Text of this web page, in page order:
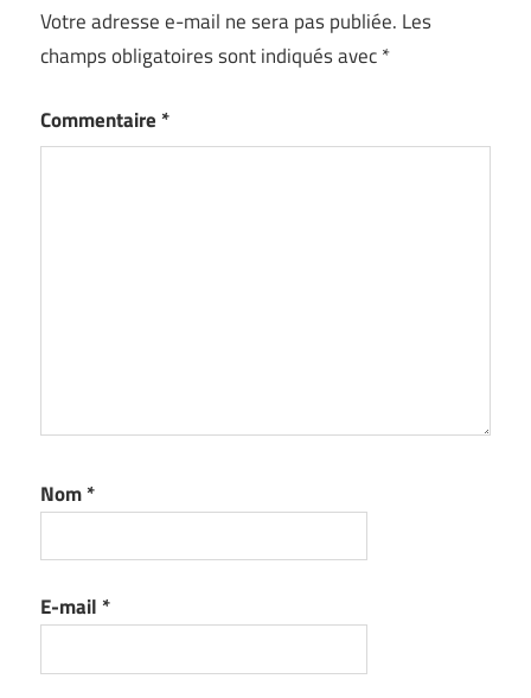
Votre adresse e-mail ne sera pas publiée. Les
champs obligatoires sont indiqués avec*
Commentaire *
Nom*
E-mail *